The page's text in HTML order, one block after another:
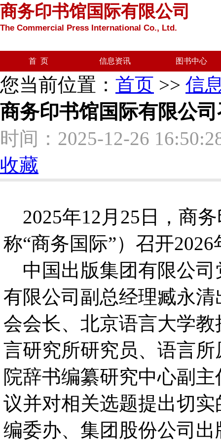
商务印书馆国际有限公司
The Commercial Press International Co., Ltd.
首 页 信息资讯 图书中心
您当前位置： 首页 >> 信
商务印书馆国际有限公
时间：2025-12-26
收藏
2025年12月25日，商
称“商务国际”）召开
中国出版集团有限公
有限公司副总经理臧永
会会长、北京语言大学
言研究所研究员、语言
院辞书编纂研究中心副
议并对相关选题提出切
编委办、集团股份公司